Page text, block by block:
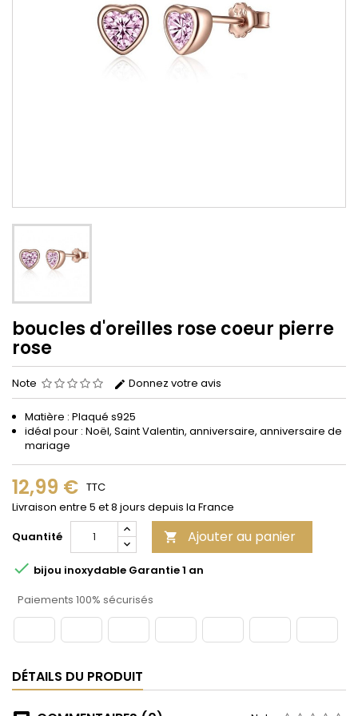
boucles d'oreilles rose coeur pierre
rose
Note Donnez votre avis
Matière : Plaqué s925
idéal pour : Noël, Saint Valentin, anniversaire, anniversaire de
mariage
12,99 € TTC
Livraison entre 5 et 8 jours depuis la France
Quantité
 Ajouter au panier
 bijou inoxydable Garantie 1 an
Paiements 100% sécurisés
DÉTAILS DU PRODUIT